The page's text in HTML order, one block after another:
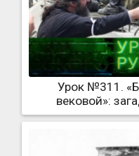
Урок №311.
вековой»: